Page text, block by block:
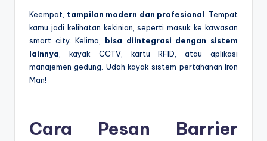
Keempat, tampilan modern dan profesional. Tempat
kamu jadi kelihatan kekinian, seperti masuk ke kawasan
smart city. Kelima, bisa diintegrasi dengan sistem
lainnya, kayak CCTV, kartu RFID, atau aplikasi
manajemen gedung. Udah kayak sistem pertahanan Iron
Man!
Cara Pesan Barrier